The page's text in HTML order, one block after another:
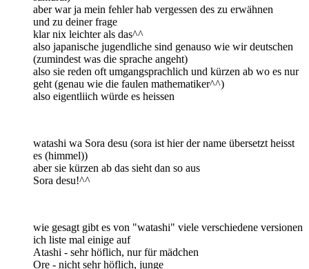
aber war ja mein fehler hab vergessen des zu erwähnen
und zu deiner frage
klar nix leichter als das^^
also japanische jugendliche sind genauso wie wir deutschen
(zumindest was die sprache angeht)
also sie reden oft umgangsprachlich und kürzen ab wo es nur
geht (genau wie die faulen mathematiker^^)
also eigentliich würde es heissen
watashi wa Sora desu (sora ist hier der name übersetzt heisst
es (himmel))
aber sie kürzen ab das sieht dan so aus
Sora desu!^^
wie gesagt gibt es von "watashi" viele verschiedene versionen
ich liste mal einige auf
Atashi - sehr höflich, nur für mädchen
Ore - nicht sehr höflich, junge